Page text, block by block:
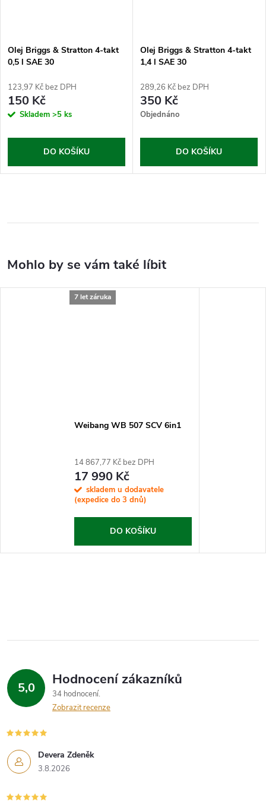
Olej Briggs & Stratton 4-takt
0,5 l SAE 30
123,97 Kč bez DPH
150 Kč
Skladem >5 ks
DO KOŠÍKU
Olej Briggs & Stratton 4-takt
1,4 l SAE 30
289,26 Kč bez DPH
350 Kč
Objednáno
DO KOŠÍKU
7 let záruka
Weibang WB 507 SCV 6in1
14 867,77 Kč bez DPH
17 990 Kč
skladem u dodavatele
(expedice do 3 dnů)
DO KOŠÍKU
5,0 Hodnocení zákazníků
34 hodnocení
Zobrazit recenze
Devera Zdeněk
3.8.2026